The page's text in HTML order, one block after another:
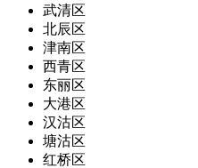
武清区
北辰区
津南区
西青区
东丽区
大港区
汉沽区
塘沽区
红桥区